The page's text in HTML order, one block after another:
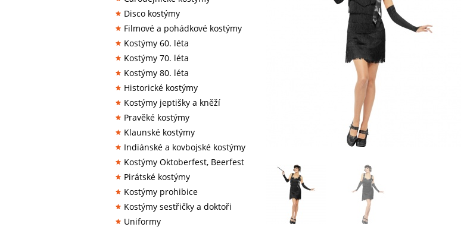
Disco kostýmy
Filmové a pohádkové kostýmy
Kostýmy 60. léta
Kostýmy 70. léta
Kostýmy 80. léta
Historické kostýmy
Kostýmy jeptišky a kněží
Pravěké kostýmy
Klaunské kostýmy
Indiánské a kovbojské kostýmy
Kostýmy Oktoberfest, Beerfest
Pirátské kostýmy
Kostýmy prohibice
Kostýmy sestřičky a doktoři
Uniformy